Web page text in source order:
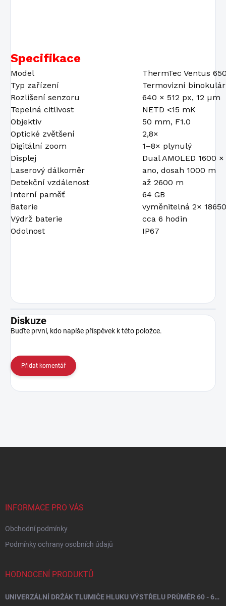
Specifikace
Model
ThermTec Ventus
Typ zařízení
Termovizní binokulár
Rozlišení senzoru
640 × 512 px, 12 µm
Tepelná citlivost
NETD <15 mK
Objektiv
50 mm, F1.0
Optické zvětšení
2,8×
Digitální zoom
1–8× plynulý
Displej
Dual AMOLED 1600
Laserový dálkoměr
ano, dosah 1000 m
Detekční vzdálenost
až 2600 m
Interní paměť
64 GB
Baterie
vyměnitelná 2× 18650
Výdrž baterie
cca 6 hodin
Odolnost
IP67
Diskuze
Buďte první, kdo napíše příspěvek k této položce.
Přidat komentář
INFORMACE PRO VÁS
Obchodní podmínky
Podmínky ochrany osobních údajů
HODNOCENÍ PRODUKTŮ
UNIVERZÁLNÍ DRŽÁK TLUMIČE HLUKU VÝSTŘELU PRŮMĚR 60 - 64,5 MM